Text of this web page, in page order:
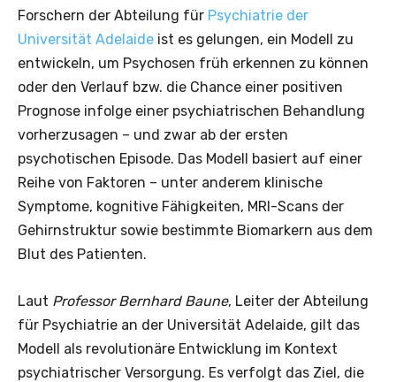
Forschern der Abteilung für Psychiatrie der
Universität Adelaide ist es gelungen, ein Modell zu
entwickeln, um Psychosen früh erkennen zu können
oder den Verlauf bzw. die Chance einer positiven
Prognose infolge einer psychiatrischen Behandlung
vorherzusagen – und zwar ab der ersten
psychotischen Episode. Das Modell basiert auf einer
Reihe von Faktoren – unter anderem klinische
Symptome, kognitive Fähigkeiten, MRI-Scans der
Gehirnstruktur sowie bestimmte Biomarkern aus dem
Blut des Patienten.
Laut Professor Bernhard Baune, Leiter der Abteilung
für Psychiatrie an der Universität Adelaide, gilt das
Modell als revolutionäre Entwicklung im Kontext
psychiatrischer Versorgung. Es verfolgt das Ziel, die